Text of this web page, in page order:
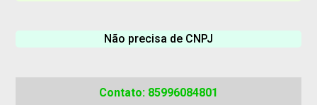
Não precisa de CNPJ
Contato: 85996084801